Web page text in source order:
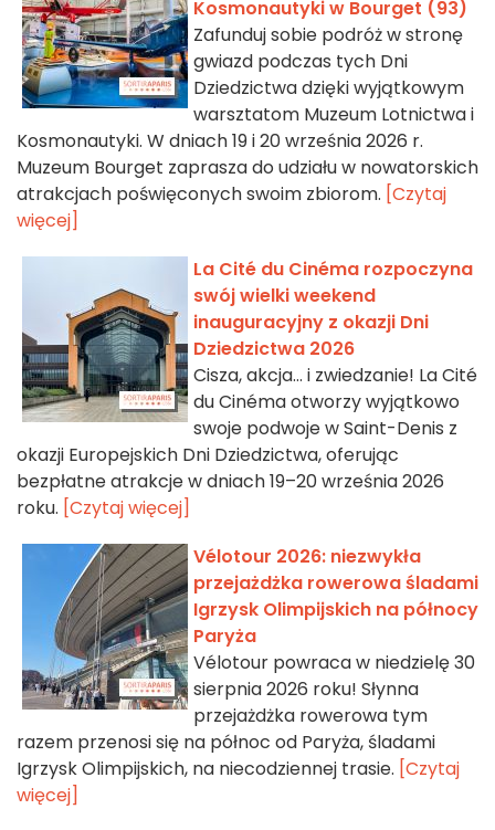
Kosmonautyki w Bourget (93)
Zafunduj sobie podróż w stronę
gwiazd podczas tych Dni
Dziedzictwa dzięki wyjątkowym
warsztatom Muzeum Lotnictwa i
Kosmonautyki. W dniach 19 i 20 września 2026 r.
Muzeum Bourget zaprasza do udziału w nowatorskich
atrakcjach poświęconych swoim zbiorom. [Czytaj
więcej]
La Cité du Cinéma rozpoczyna
swój wielki weekend
inauguracyjny z okazji Dni
Dziedzictwa 2026
Cisza, akcja… i zwiedzanie! La Cité
du Cinéma otworzy wyjątkowo
swoje podwoje w Saint-Denis z
okazji Europejskich Dni Dziedzictwa, oferując
bezpłatne atrakcje w dniach 19–20 września 2026
roku. [Czytaj więcej]
Vélotour 2026: niezwykła
przejażdżka rowerowa śladami
Igrzysk Olimpijskich na północy
Paryża
Vélotour powraca w niedzielę 30
sierpnia 2026 roku! Słynna
przejażdżka rowerowa tym
razem przenosi się na północ od Paryża, śladami
Igrzysk Olimpijskich, na niecodziennej trasie. [Czytaj
więcej]